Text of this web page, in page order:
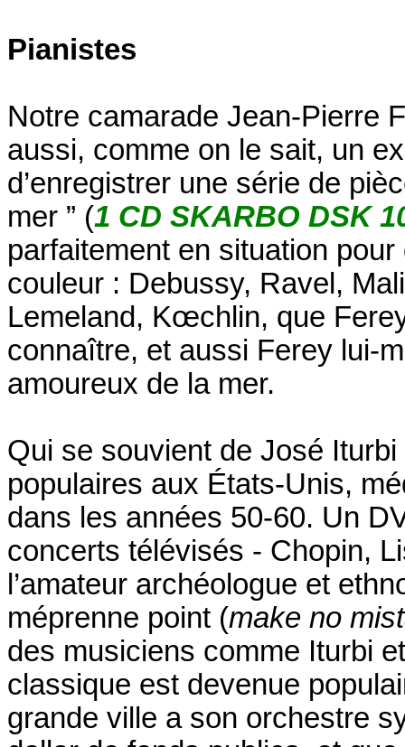
Pianistes
Notre camarade Jean-Pierre
aussi, comme on le sait, un
d’enregistrer une série de
mer ” (1 CD SKARBO DSK
parfaitement en situation
couleur : Debussy, Ravel,
Lemeland, Kœchlin, que
connaître, et aussi Ferey lui-
amoureux de la mer.
Qui se souvient de José
populaires aux États-Unis,
dans les années 50-60. Un
concerts télévisés - Chopin,
l’amateur archéologue et
méprenne point (make no
des musiciens comme Iturbi
classique est devenue
grande ville a son orchestre